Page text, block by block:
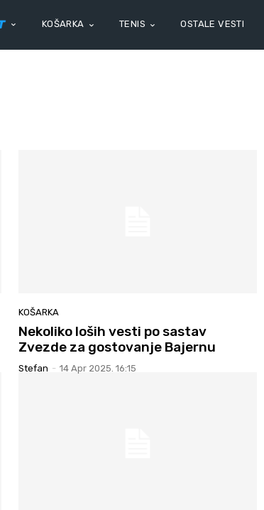
KOŠARKA TENIS OSTALE VESTI
KOŠARKA
Nekoliko loših vesti po sastav
Zvezde za gostovanje Bajernu
Stefan - 14 Apr 2025. 16:15